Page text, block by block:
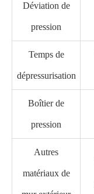
Déviation de
pression
Temps de
dépressurisation
Boîtier de
pression
Autres
matériaux de